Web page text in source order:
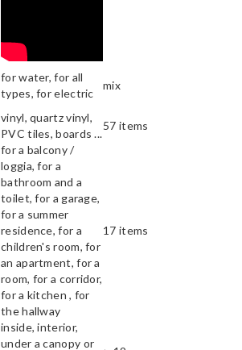
for water, for all
types, for electric
mix
vinyl, quartz vinyl,
PVC tiles, boards ...
57 items
for a balcony /
loggia, for a
bathroom and a
toilet, for a garage,
for a summer
residence, for a
children's room, for
an apartment, for a
room, for a corridor,
for a kitchen , for
the hallway
17 items
inside, interior,
under a canopy or